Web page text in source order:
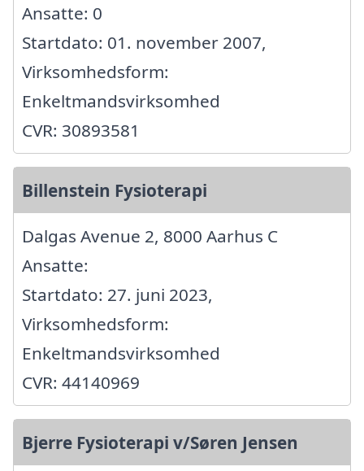
Ansatte: 0
Startdato: 01. november 2007,
Virksomhedsform:
Enkeltmandsvirksomhed
CVR: 30893581
Billenstein Fysioterapi
Dalgas Avenue 2, 8000 Aarhus C
Ansatte:
Startdato: 27. juni 2023,
Virksomhedsform:
Enkeltmandsvirksomhed
CVR: 44140969
Bjerre Fysioterapi v/Søren Jensen